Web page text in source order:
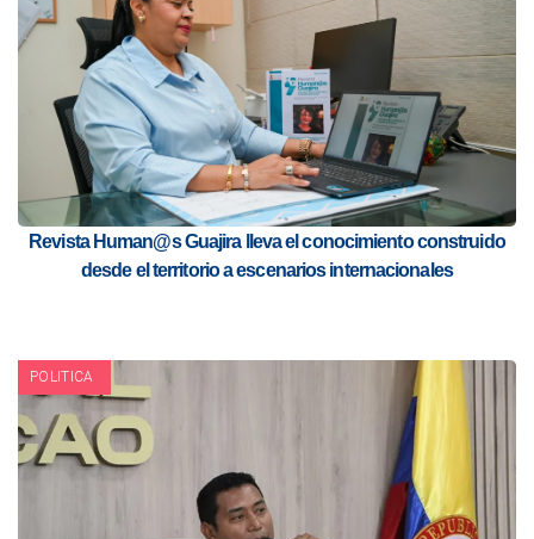
Revista Human@s Guajira lleva el conocimiento construido
desde el territorio a escenarios internacionales
POLITICA